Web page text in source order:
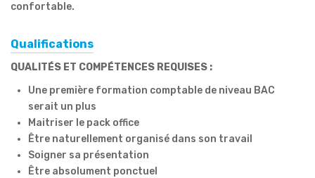
confortable.
Qualifications
QUALITÉS ET COMPÉTENCES REQUISES :
Une première formation comptable de niveau BAC
serait un plus
Maitriser le pack office
Être naturellement organisé dans son travail
Soigner sa présentation
Être absolument ponctuel